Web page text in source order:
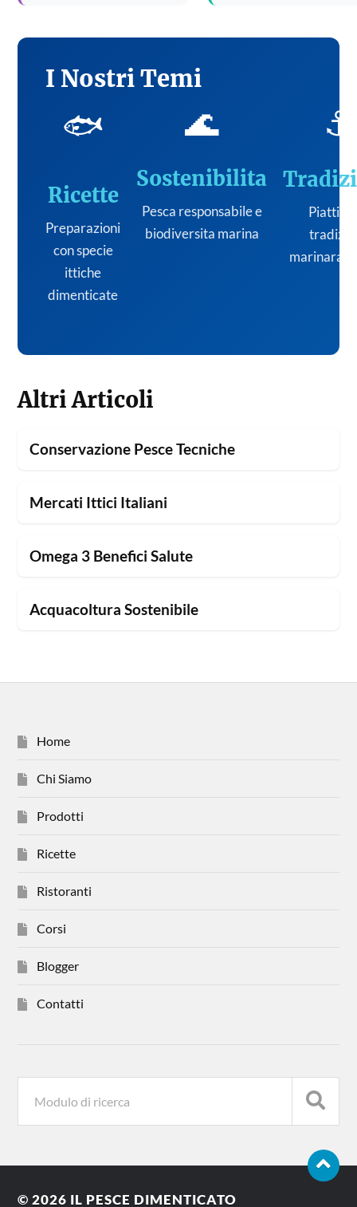
I Nostri Temi
🐟
Ricette
Preparazioni
con specie
ittiche
dimenticate
🌊
Sostenibilita
Pesca responsabile e
biodiversita marina
⚓
Piatti
marinara
Altri Articoli
Conservazione Pesce Tecniche
Mercati Ittici Italiani
Omega 3 Benefici Salute
Acquacoltura Sostenibile
Home
Chi Siamo
Prodotti
Ricette
Ristoranti
Corsi
Blogger
Contatti
© 2026 IL PESCE DIMENTICATO